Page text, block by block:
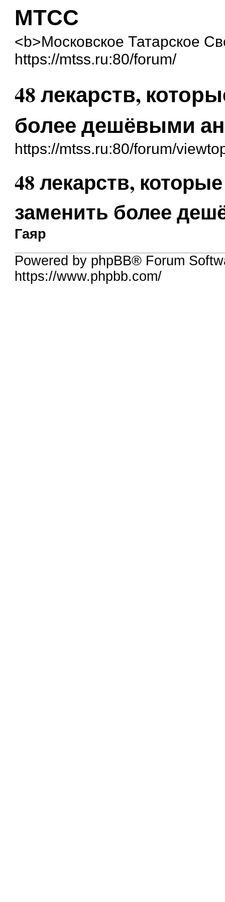
МТСС
<b>Московское Татарское
https://mtss.ru:80/forum/
48 лекарств,
более дешёвыми
https://mtss.ru:80/forum/
48 лекарств,
заменить более
Гаяр
Powered by phpBB® Forum
https://www.phpbb.com/